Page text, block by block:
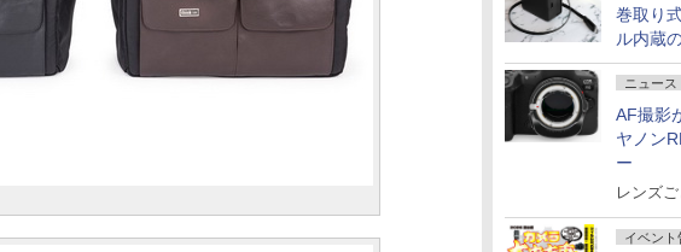
巻取り
ル内蔵
ニュース
AF撮影
ヤノン
ー
レンズ
イベント